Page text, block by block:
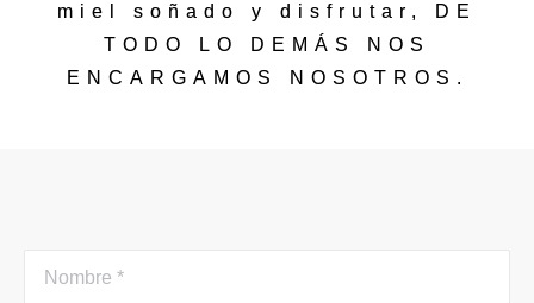
miel soñado y disfrutar, DE
TODO LO DEMÁS NOS
ENCARGAMOS NOSOTROS.